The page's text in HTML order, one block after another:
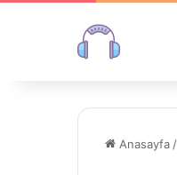
Anasayfa /